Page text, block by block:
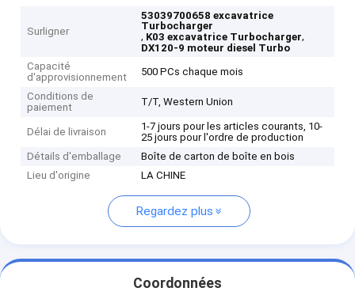
Surligner
53039700658 excavatrice
Turbocharger
, K03 excavatrice Turbocharger,
DX120-9 moteur diesel Turbo
Capacité
d'approvisionnement
500 PCs chaque mois
Conditions de
paiement
T/T, Western Union
Délai de livraison
1-7 jours pour les articles courants, 10-
25 jours pour l'ordre de production
Détails d'emballage
Boîte de carton de boîte en bois
Lieu d'origine
LA CHINE
Regardez plus
Coordonnées